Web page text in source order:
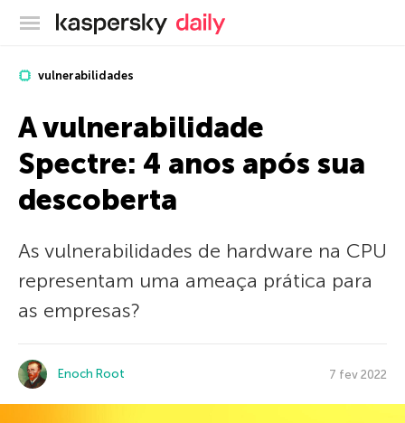
Blog oficial da Kaspersky
vulnerabilidades
A vulnerabilidade
Spectre: 4 anos após sua
descoberta
As vulnerabilidades de hardware na CPU
representam uma ameaça prática para
as empresas?
Enoch Root 7 fev 2022